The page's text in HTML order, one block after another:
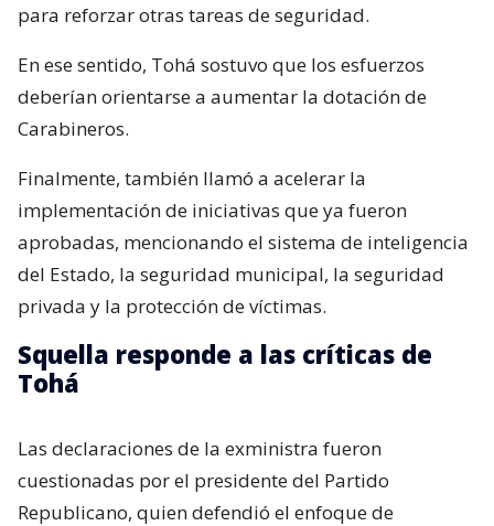
para reforzar otras tareas de seguridad.
En ese sentido, Tohá sostuvo que los esfuerzos
deberían orientarse a aumentar la dotación de
Carabineros.
Finalmente, también llamó a acelerar la
implementación de iniciativas que ya fueron
aprobadas, mencionando el sistema de inteligencia
del Estado, la seguridad municipal, la seguridad
privada y la protección de víctimas.
Squella responde a las críticas de
Tohá
Las declaraciones de la exministra fueron
cuestionadas por el presidente del Partido
Republicano, quien defendió el enfoque de